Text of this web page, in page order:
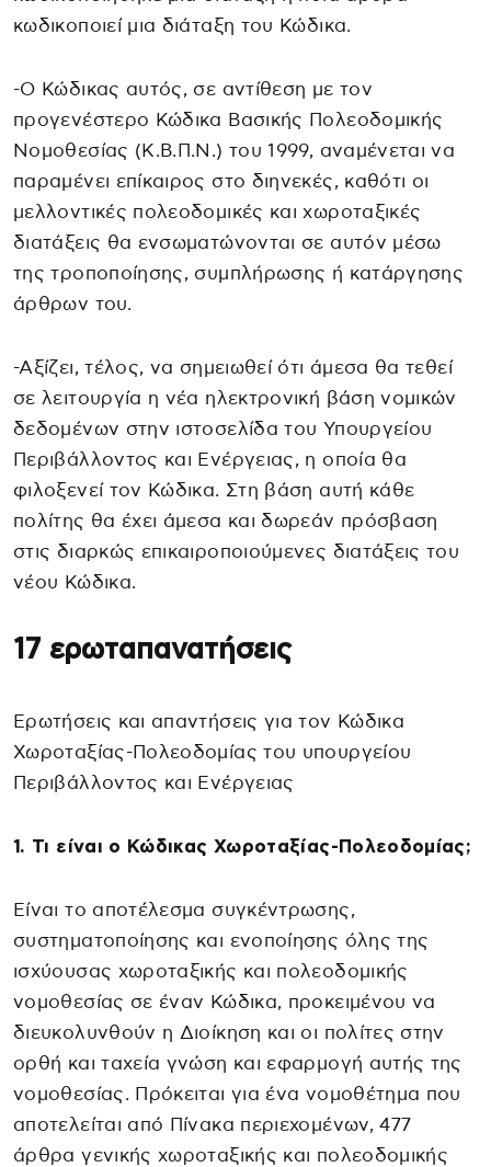
κωδικοποιεί μια διάταξη του Κώδικα.
-Ο Κώδικας αυτός, σε αντίθεση με τον
προγενέστερο Κώδικα Βασικής Πολεοδομικής
Νομοθεσίας (Κ.Β.Π.Ν.) του 1999, αναμένεται να
παραμένει επίκαιρος στο διηνεκές, καθότι οι
μελλοντικές πολεοδομικές και χωροταξικές
διατάξεις θα ενσωματώνονται σε αυτόν μέσω
της τροποποίησης, συμπλήρωσης ή κατάργησης
άρθρων του.
-Αξίζει, τέλος, να σημειωθεί ότι άμεσα θα τεθεί
σε λειτουργία η νέα ηλεκτρονική βάση νομικών
δεδομένων στην ιστοσελίδα του Υπουργείου
Περιβάλλοντος και Ενέργειας, η οποία θα
φιλοξενεί τον Κώδικα. Στη βάση αυτή κάθε
πολίτης θα έχει άμεσα και δωρεάν πρόσβαση
στις διαρκώς επικαιροποιούμενες διατάξεις του
νέου Κώδικα.
17 ερωταπανατήσεις
Ερωτήσεις και απαντήσεις για τον Κώδικα
Χωροταξίας-Πολεοδομίας του υπουργείου
Περιβάλλοντος και Ενέργειας
1. Τι είναι ο Κώδικας Χωροταξίας-Πολεοδομίας;
Είναι το αποτέλεσμα συγκέντρωσης,
συστηματοποίησης και ενοποίησης όλης της
ισχύουσας χωροταξικής και πολεοδομικής
νομοθεσίας σε έναν Κώδικα, προκειμένου να
διευκολυνθούν η Διοίκηση και οι πολίτες στην
ορθή και ταχεία γνώση και εφαρμογή αυτής της
νομοθεσίας. Πρόκειται για ένα νομοθέτημα που
αποτελείται από Πίνακα περιεχομένων, 477
άρθρα γενικής χωροταξικής και πολεοδομικής